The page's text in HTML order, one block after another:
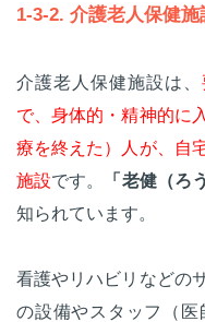
1-3-2. 介護老人保健施
介護老人保健施設は、
で、身体的・精神的に
療を終えた）人が、自
施設です。 「老健（ろ
知られています。
看護やリハビリなどの
の設備やスタッフ（